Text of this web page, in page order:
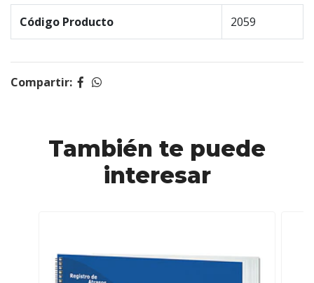
Código Producto 2059
Compartir:
También te puede
interesar